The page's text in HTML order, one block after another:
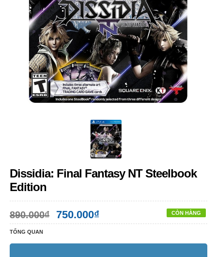
Dissidia: Final Fantasy NT Steelbook
Edition
CÒN HÀNG
890.000₫ 750.000₫
TỔNG QUAN